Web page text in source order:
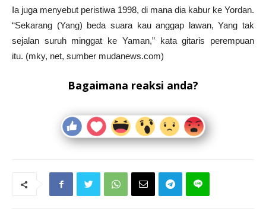
Ia juga menyebut peristiwa 1998, di mana dia kabur ke Yordan.
“Sekarang (Yang) beda suara kau anggap lawan, Yang tak
sejalan suruh minggat ke Yaman,” kata gitaris perempuan
itu. (mky, net, sumber mudanews.com)
Bagaimana reaksi anda?